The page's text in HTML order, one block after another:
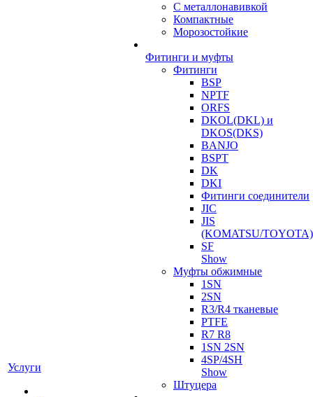
Услуги
С металлонавивкой
Компактные
Морозостойкие
Фитинги и муфты
Фитинги
BSP
NPTF
ORFS
DKOL(DKL) и
DKOS(DKS)
BANJO
BSPT
DK
DKI
Фитинги соединители
JIC
JIS
(KOMATSU/TOYOTA)
SF
Show
Муфты обжимные
1SN
2SN
R3/R4 тканевые
PTFE
R7 R8
1SN 2SN
4SP/4SH
Show
Штуцера